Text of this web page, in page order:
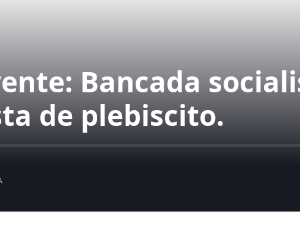
Bancada
de plebiscito.